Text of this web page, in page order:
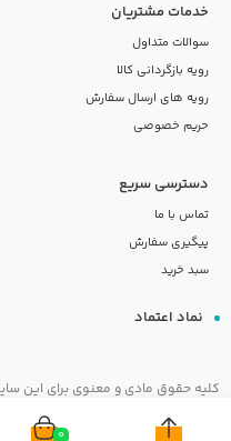
0
خدمات مشتریان
سوالات متداول
رویه بازگردانی کالا
رویه های ارسال سفارش
حریم خصوصی
دسترسی سریع
تماس با ما
پیگیری سفارش
سبد خرید
نماد اعتماد
کلیه حقوق مادی و معنوی برای این